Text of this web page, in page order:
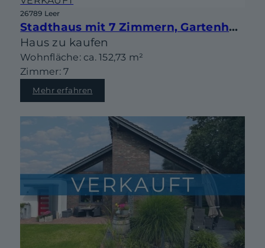
26789 Leer
Stadthaus mit 7 Zimmern, Gartenhaus und viel Potenzial – zentrale Lage in Leer
Haus zu kaufen
Wohnfläche: ca. 152,73 m²
Zimmer: 7
Mehr erfahren